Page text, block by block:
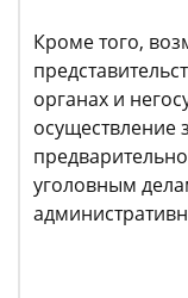
Кроме того,
органах и
осуществление
уголовным